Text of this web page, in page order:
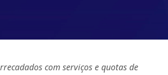
com serviços e quotas de